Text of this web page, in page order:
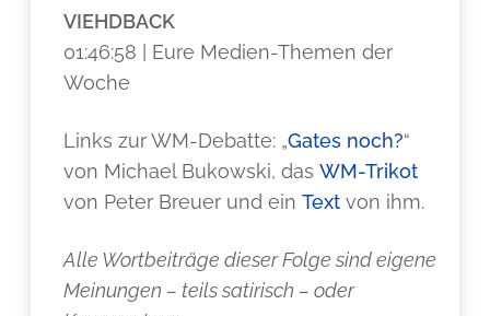
VIEHDBACK
01:46:58 | Eure Medien-Themen der
Woche
Links zur WM-Debatte: „Gates noch?“
von Michael Bukowski, dasWM-Trikot
von Peter Breuer und einText von ihm.
Alle Wortbeiträge dieser Folge sind eigene
Meinungen – teils satirisch – oder